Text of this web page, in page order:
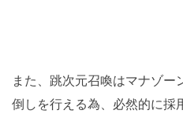
また、跳次元召喚はマナゾ
倒しを行える為、必然的に採